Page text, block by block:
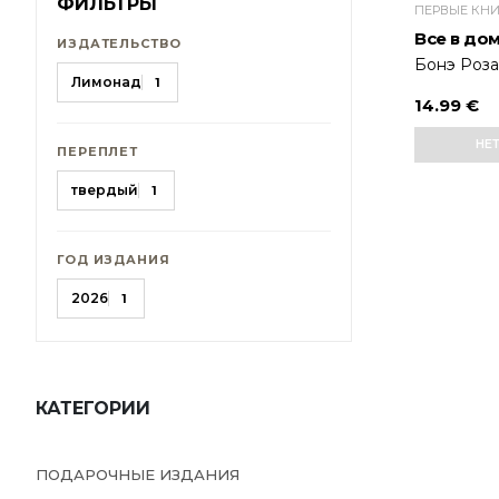
ИЗДАТЕЛЬСТВО
Лимонад 1
ПЕРЕПЛЕТ
твердый 1
ГОД ИЗДАНИЯ
2026 1
КАТЕГОРИИ
ПОДАРОЧНЫЕ ИЗДАНИЯ
Все в
Бонэ
14.99 €